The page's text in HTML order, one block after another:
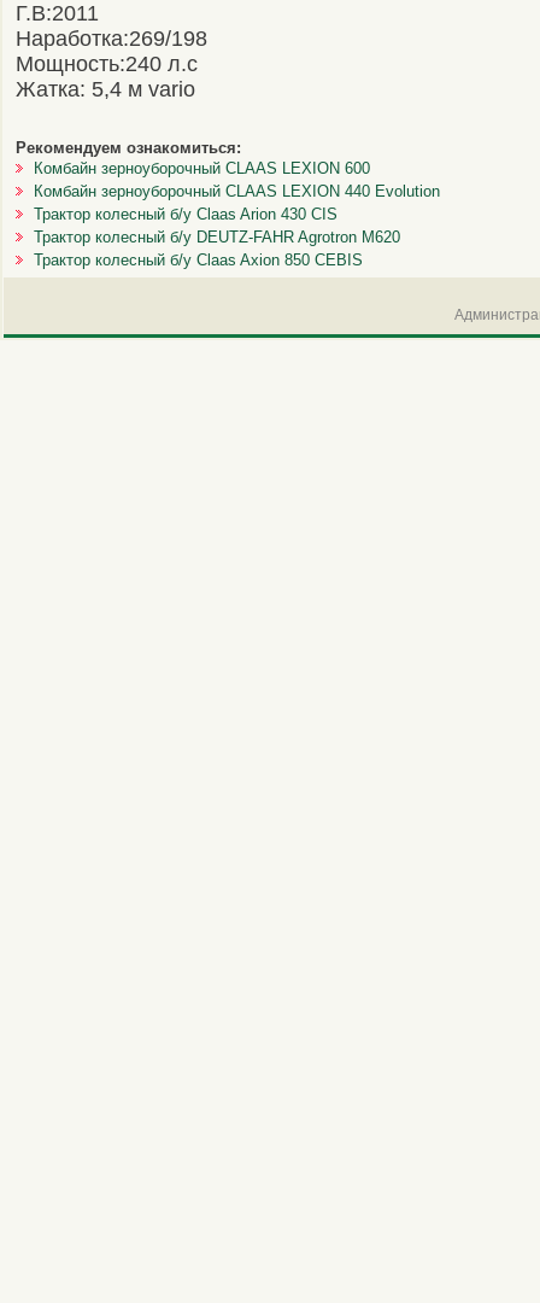
Г.В:2011
Наработка:269/198
Мощность:240 л.с
Жатка: 5,4 м vario
Рекомендуем ознакомиться:
Комбайн зерноуборочный CLAAS LEXION 600
Комбайн зерноуборочный CLAAS LEXION 440 Evolution
Трактор колесный б/у Claas Arion 430 CIS
Трактор колесный б/у DEUTZ-FAHR Agrotron M620
Трактор колесный б/у Claas Axion 850 CEBIS